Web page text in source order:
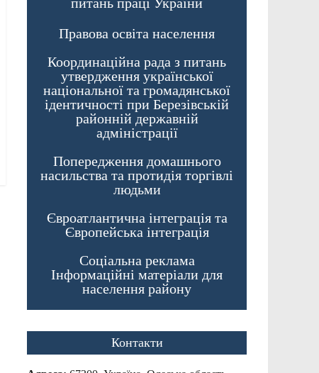
Правова освіта населення
Координаційна рада з питань
утвердження української
національної та громадянської
ідентичності при Березівській
районній державній
адміністрації
Попередження домашнього
насильства та протидія торгівлі
людьми
Євроатлантична інтеграція та
Європейська інтеграція
Соціальна реклама
Інформаційні матеріали для
населення району
Контакти